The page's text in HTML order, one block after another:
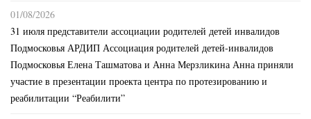
01/08/2026
31 июля представители ассоциации родителей детей инвалидов
Подмосковья АРДИП Ассоциация родителей детей-инвалидов
Подмосковья Елена Ташматова и Анна Мерзликина Анна приняли
участие в презентации проекта центра по протезированию и
реабилитации “Реабилити”